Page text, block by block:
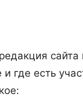
где есть